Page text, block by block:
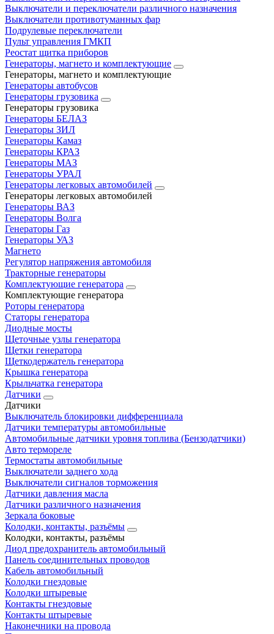
Выключатели и переключатели различного назначения
Выключатели противотуманных фар
Подрулевые переключатели
Пульт управления ГМКП
Реостат щитка приборов
Генераторы, магнето и комплектующие
Генераторы, магнето и комплектующие
Генераторы автобусов
Генераторы грузовика
Генераторы грузовика
Генераторы БЕЛАЗ
Генераторы ЗИЛ
Генераторы Камаз
Генераторы КРАЗ
Генераторы МАЗ
Генераторы УРАЛ
Генераторы легковых автомобилей
Генераторы легковых автомобилей
Генераторы ВАЗ
Генераторы Волга
Генераторы Газ
Генераторы УАЗ
Магнето
Регулятор напряжения автомобиля
Тракторные генераторы
Комплектующие генератора
Комплектующие генератора
Роторы генератора
Статоры генератора
Диодные мосты
Щеточные узлы генератора
Щетки генератора
Щеткодержатель генератора
Крышка генератора
Крыльчатка генератора
Датчики
Датчики
Выключатель блокировки дифференциала
Датчики температуры автомобильные
Автомобильные датчики уровня топлива (Бензодатчики)
Авто термореле
Термостаты автомобильные
Выключатели заднего хода
Выключатели сигналов торможения
Датчики давления масла
Датчики различного назначения
Зеркала боковые
Колодки, контакты, разъёмы
Колодки, контакты, разъёмы
Диод предохранитель автомобильный
Панель соединительных проводов
Кабель автомобильный
Колодки гнездовые
Колодки штыревые
Контакты гнездовые
Контакты штыревые
Наконечники на провода